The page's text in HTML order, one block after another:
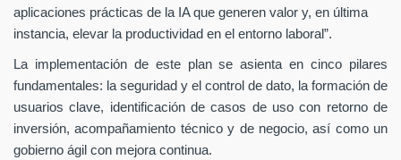
aplicaciones prácticas de la IA que generen valor y, en última
instancia, elevar la productividad en el entorno laboral”.
La implementación de este plan se asienta en cinco pilares
fundamentales: la seguridad y el control de dato, la formación de
usuarios clave, identificación de casos de uso con retorno de
inversión, acompañamiento técnico y de negocio, así como un
gobierno ágil con mejora continua.